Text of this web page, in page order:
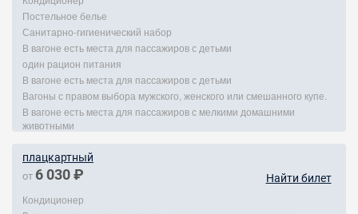
Постельное белье
Санитарно-гигиенический набор
В вагоне есть места для пассажиров с детьми
один рацион питания
В вагоне есть места для пассажиров с детьми
Вагоны с правом выбора мужского, женского или смешанного купе.
В вагоне есть места для пассажиров с мелкими домашними
животными
плацкартный
от 6 030 ₽ Найти билет
Кондиционер